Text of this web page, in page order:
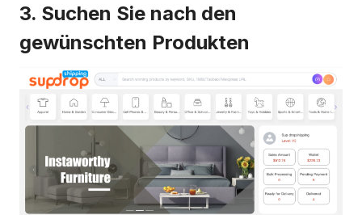
3. Suchen Sie nach den
gewünschten Produkten